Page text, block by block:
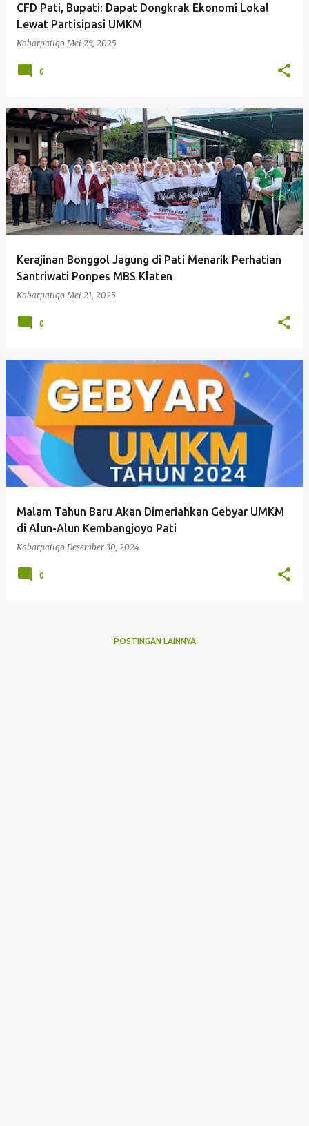
CFD Pati, Bupati: Dapat Dongkrak Ekonomi Lokal
Lewat Partisipasi UMKM
Kabarpatigo Mei 25, 2025
0
Kerajinan Bonggol Jagung di Pati Menarik Perhatian
Santriwati Ponpes MBS Klaten
Kabarpatigo Mei 21, 2025
0
Malam Tahun Baru Akan Dimeriahkan Gebyar UMKM
di Alun-Alun Kembangjoyo Pati
Kabarpatigo Desember 30, 2024
0
POSTINGAN LAINNYA